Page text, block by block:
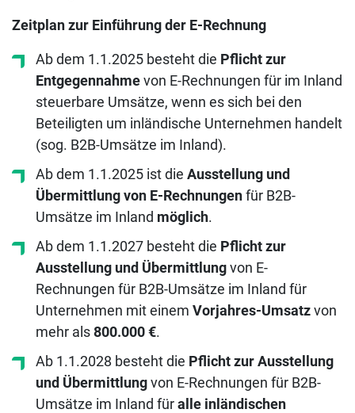
Zeitplan zur Einführung der E-Rechnung
Ab dem 1.1.2025 besteht die Pflicht zur
Entgegennahmevon E-Rechnungen für im Inland
steuerbare Umsätze, wenn es sich bei den
Beteiligten um inländische Unternehmen handelt
(sog. B2B-Umsätze im Inland).
Ab dem 1.1.2025 ist die Ausstellung und
Übermittlung von E-Rechnungenfür B2B-
Umsätze im Inland möglich.
Ab dem 1.1.2027 besteht die Pflicht zur
Ausstellung und Übermittlungvon E-
Rechnungen für B2B-Umsätze im Inland für
Unternehmen mit einem Vorjahres-Umsatzvon
mehr als800.000 €.
Ab 1.1.2028 besteht die Pflicht zur Ausstellung
und Übermittlungvon E-Rechnungen für B2B-
Umsätze im Inland füralle inländischen